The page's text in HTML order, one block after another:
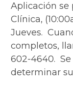
Aplicación se
Clínica,
Jueves.
completos,
602-4640.
determinar